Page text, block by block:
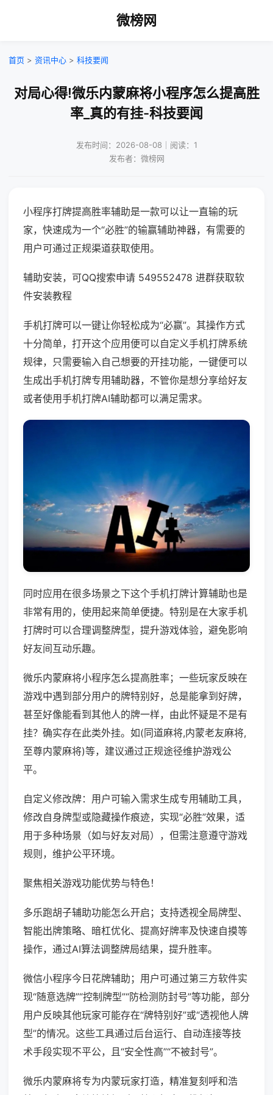
微榜网
首页 > 资讯中心 > 科技要闻
对局心得!微乐内蒙麻将小程序怎么提高胜
率_真的有挂-科技要闻
发布时间：2026-08-08｜阅读：1
发布者：微榜网
小程序打牌提高胜率辅助是一款可以让一直输的玩
家，快速成为一个“必胜”的输赢辅助神器，有需要的
用户可通过正规渠道获取使用。
辅助安装，可QQ搜索申请 549552478 进群获取软
件安装教程
手机打牌可以一键让你轻松成为“必赢”。其操作方式
十分简单，打开这个应用便可以自定义手机打牌系统
规律，只需要输入自己想要的开挂功能，一键便可以
生成出手机打牌专用辅助器，不管你是想分享给好友
或者使用手机打牌AI辅助都可以满足需求。
同时应用在很多场景之下这个手机打牌计算辅助也是
非常有用的，使用起来简单便捷。特别是在大家手机
打牌时可以合理调整牌型，提升游戏体验，避免影响
好友间互动乐趣。
微乐内蒙麻将小程序怎么提高胜率；一些玩家反映在
游戏中遇到部分用户的牌特别好，总是能拿到好牌，
甚至好像能看到其他人的牌一样，由此怀疑是不是有
挂？确实存在此类外挂。如(同道麻将,内蒙老友麻将,
至尊内蒙麻将)等，建议通过正规途径维护游戏公
平。
自定义修改牌：用户可输入需求生成专用辅助工具，
修改自身牌型或隐藏操作痕迹，实现“必胜”效果，适
用于多种场景（如与好友对局），但需注意遵守游戏
规则，维护公平环境。
聚焦相关游戏功能优势与特色！
多乐跑胡子辅助功能怎么开启；支持透视全局牌型、
智能出牌策略、暗杠优化、提高好牌率及快速自摸等
操作，通过AI算法调整牌局结果，提升胜率。
微信小程序今日花牌辅助；用户可通过第三方软件实
现“随意选牌”“控制牌型”“防检测防封号”等功能，部分
用户反映其他玩家可能存在“牌特别好”或“透视他人牌
型”的情况。这些工具通过后台运行、自动连接等技
术手段实现不平公，且“安全性高”“不被封号”。
微乐内蒙麻将专为内蒙玩家打造，精准复刻呼和浩